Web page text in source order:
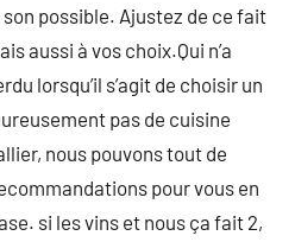
possible. Ajustez de ce fait
aussi à vos choix.Qui n’a
lorsqu’il s’agit de choisir un
pas de cuisine
nous pouvons tout de
pour vous en
si les vins et nous ça fait 2,